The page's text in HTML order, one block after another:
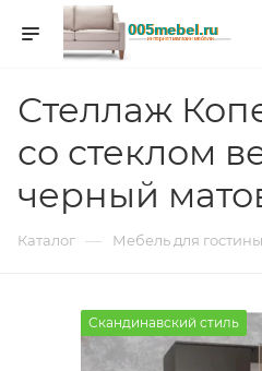
Стеллаж
со стеклом
черный
Каталог — Мебель для
Скандинавский стиль